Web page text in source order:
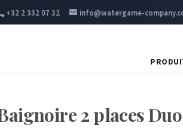
+32 2 332 07 32 info@watergame-
2 places